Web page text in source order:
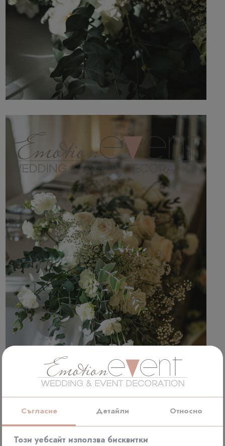
Съгласие Детайли Относно
Този уебсайт използва бисквитки